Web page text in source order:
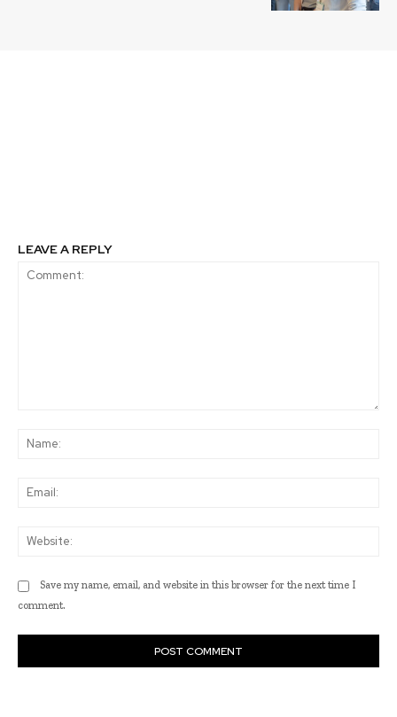
LEAVE A REPLY
Save my name, email, and website in this browser for the next time I
comment.